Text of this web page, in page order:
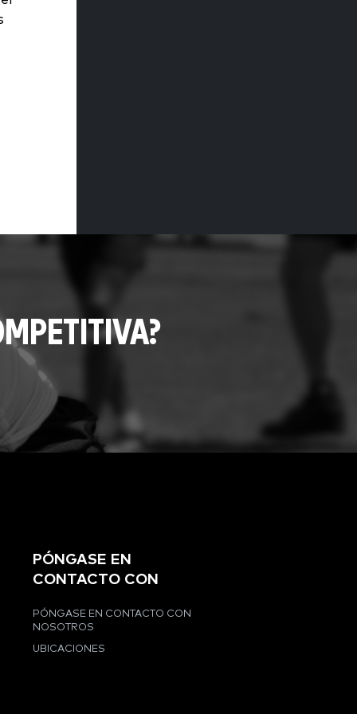
PÓNGASE EN
CONTACTO CON
PÓNGASE EN CONTACTO CON
NOSOTROS
UBICACIONES